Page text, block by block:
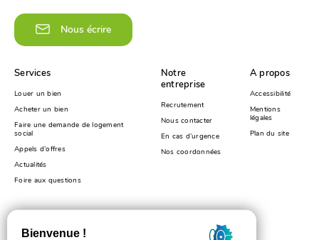
Nous écrire
Services
Louer un bien
Acheter un bien
Faire une demande de logement
social
Appels d’offres
Actualités
Foire aux questions
Notre
entreprise
Recrutement
Nous contacter
En cas d’urgence
Nos coordonnées
A propos
Accessibilité
Mentions
légales
Plan du site